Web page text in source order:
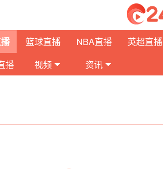
篮球直播 NBA直播 英超直播
播 视频 资讯